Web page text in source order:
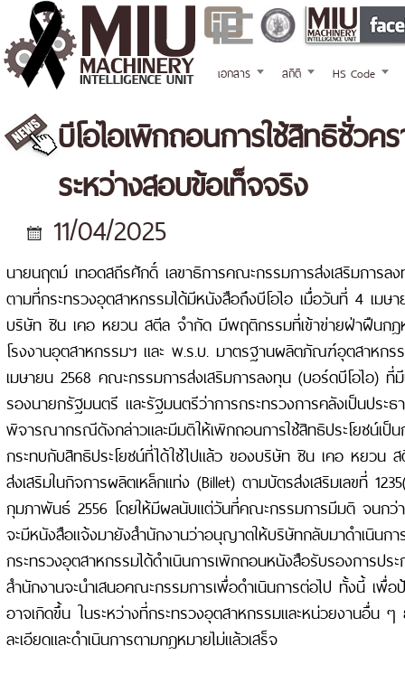
เอกสาร สถิติ HS Code
บีโอไอเพิกถอนการใช้สิทธิชั่ว
ระหว่างสอบข้อเท็จจริง
11/04/2025
นายนฤตม์ เทอดสถีรศักดิ์ เลขาธิการคณะกรรมการส่งเสริมการล
ตามที่กระทรวงอุตสาหกรรมได้มีหนังสือถึงบีโอไอ เมื่อวันที่ 4 เมษ
บริษัท ซิน เคอ หยวน สตีล จำกัด มีพฤติกรรมที่เข้าข่ายฝ่าฝืนก
โรงงานอุตสาหกรรมฯ และ พ.ร.บ. มาตรฐานผลิตภัณฑ์อุตสาหกร
เมษายน 2568 คณะกรรมการส่งเสริมการลงทุน (บอร์ดบีโอไอ)
รองนายกรัฐมนตรี และรัฐมนตรีว่าการกระทรวงการคลังเป็นประ
พิจารณากรณีดังกล่าวและมีมติให้เพิกถอนการใช้สิทธิประโยชน์เป็น
กระทบกับสิทธิประโยชน์ที่ได้ใช้ไปแล้ว ของบริษัท ซิน เคอ หยวน
ส่งเสริมในกิจการผลิตเหล็กแท่ง (Billet) ตามบัตรส่งเสริมเลขที่
กุมภาพันธ์ 2556 โดยให้มีผลนับแต่วันที่คณะกรรมการมีมติ จนกว่
จะมีหนังสือแจ้งมายังสำนักงานว่าอนุญาตให้บริษัทกลับมาดำเนินก
กระทรวงอุตสาหกรรมได้ดำเนินการเพิกถอนหนังสือรับรองการปร
สำนักงานจะนำเสนอคณะกรรมการเพื่อดำเนินการต่อไป ทั้งนี้ เพื่
อาจเกิดขึ้น ในระหว่างที่กระทรวงอุตสาหกรรมและหน่วยงานอื่น
ละเอียดและดำเนินการตามกฎหมายไม่แล้วเสร็จ